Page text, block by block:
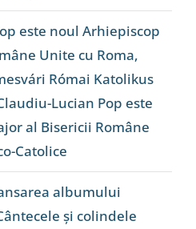
este noul Arhiepiscop
Unite cu Roma,
Római Katolikus
Lucian Pop este
al Bisericii Române
Catolice
albumului
și colindele